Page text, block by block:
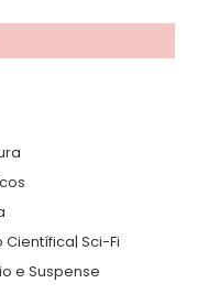
Científica| Sci-Fi
e Suspense